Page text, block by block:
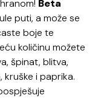
Beta
puti, a može se
boje te
količinu možete
špinat, blitva,
kruške i paprika.